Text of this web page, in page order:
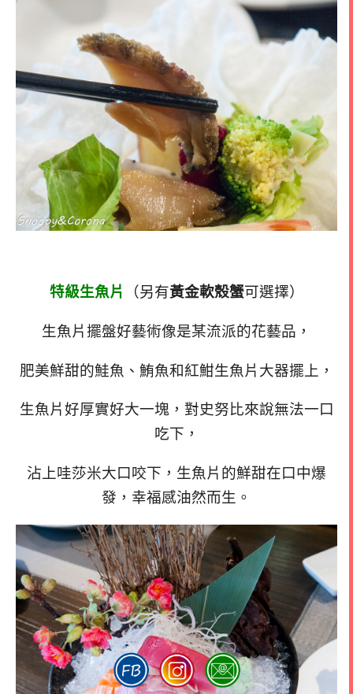
特級生魚片 （另有黃金軟殼蟹可選擇）
生魚片擺盤好藝術像是某流派的花藝品，
肥美鮮甜的鮭魚、鮪魚和紅魽生魚片大器擺上，
生魚片好厚實好大一塊，對史努比來說無法一口
吃下，
沾上哇莎米大口咬下，生魚片的鮮甜在口中爆
發，幸福感油然而生。